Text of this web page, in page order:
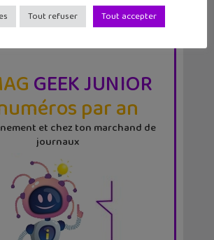
GEEK JUNIOR
par an
et chez ton marchand de
journaux
Tout refuser Tout accepter